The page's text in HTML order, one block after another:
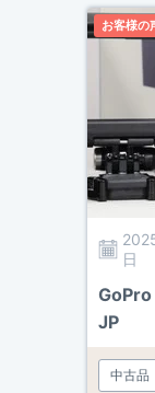
お客様の
日
JP
中古品